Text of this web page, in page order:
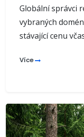
Globální správci
vybraných
stávající cenu
Více